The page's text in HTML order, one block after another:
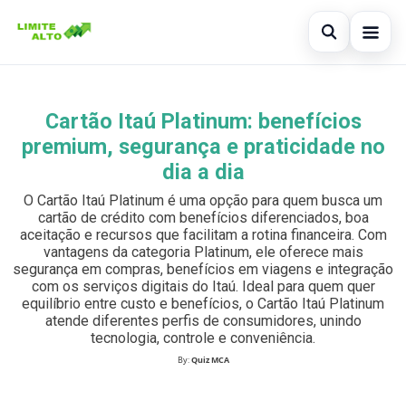
Abrir busca
Cartão de crédito
Empréstimo
Legal
Buscar no site
×
Buscar por:
Pressione Enter para buscar ou ESC para fechar.
Cartão Itaú Platinum: benefícios
premium, segurança e praticidade no
dia a dia
O Cartão Itaú Platinum é uma opção para quem busca um
cartão de crédito com benefícios diferenciados, boa
aceitação e recursos que facilitam a rotina financeira. Com
vantagens da categoria Platinum, ele oferece mais
segurança em compras, benefícios em viagens e integração
com os serviços digitais do Itaú. Ideal para quem quer
equilíbrio entre custo e benefícios, o Cartão Itaú Platinum
atende diferentes perfis de consumidores, unindo
tecnologia, controle e conveniência.
By:Quiz MCA